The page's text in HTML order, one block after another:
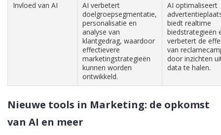
Invloed van AI
AI verbetert
doelgroepsegmentatie,
personalisatie en
analyse van
klantgedrag, waardoor
effectievere
marketingstrategieën
kunnen worden
ontwikkeld.
AI optimaliseert
biedt realtime
biedstrategieën
verbetert de
van
door inzichten
data te halen.
Nieuwe tools in Marketing: de opkomst
van AI en meer